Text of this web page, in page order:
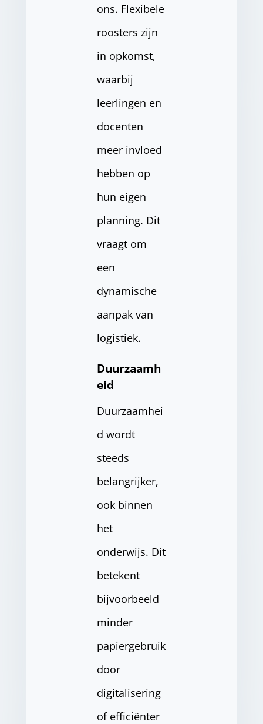
ons. Flexibele
roosters zijn
in opkomst,
waarbij
leerlingen en
docenten
meer invloed
hebben op
hun eigen
planning. Dit
vraagt om
een
dynamische
aanpak van
logistiek.
Duurzaamh
eid
Duurzaamhei
d wordt
steeds
belangrijker,
ook binnen
het
onderwijs. Dit
betekent
bijvoorbeeld
minder
papiergebruik
door
digitalisering
of efficiënter